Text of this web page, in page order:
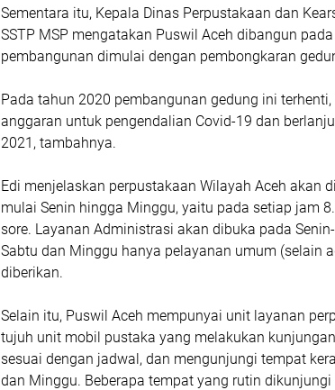
Sementara itu, Kepala Dinas Perpustakaan dan
SSTP MSP mengatakan Puswil Aceh dibangun
pembangunan dimulai dengan pembongkaran
Pada tahun 2020 pembangunan gedung ini
anggaran untuk pengendalian Covid-19 dan
2021, tambahnya.
Edi menjelaskan perpustakaan Wilayah Aceh akan
mulai Senin hingga Minggu, yaitu pada setiap jam
sore. Layanan Administrasi akan dibuka pada
Sabtu dan Minggu hanya pelayanan umum (selain
diberikan.
Selain itu, Puswil Aceh mempunyai unit layanan
tujuh unit mobil pustaka yang melakukan
sesuai dengan jadwal, dan mengunjungi tempat
dan Minggu. Beberapa tempat yang rutin